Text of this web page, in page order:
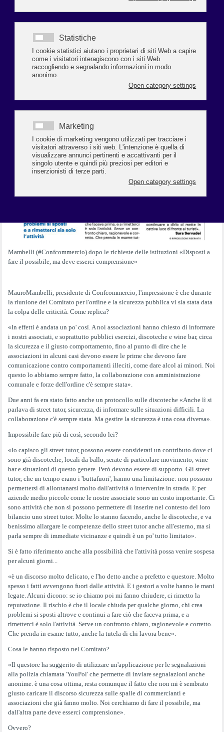
Mambelli (#Confcommercio) dopo le richieste delle istituzioni «Disposti a
fare il possibile, ma deve esserci comprensione»
MauroMambelli, presidente di Confcommercio, l'impressione è che durante
la riunione del Comitato per l'ordine e la sicurezza pubblica vi sia stata data
la colpa delle criticità. Come replica?
«In effetti è andata un po' così. A noi associazioni hanno chiesto di informare
i nostri associati, e soprattutto pubblici esercizi, discoteche e wine bar, circa
la sicurezza e il giusto comportamento, fino al punto di dire che le
associazioni in alcuni casi devono essere le prime che devono fare
comunicazione contro comportamenti illeciti, come dare alcol ai minori. Noi
questo lo abbiamo sempre fatto, la collaborazione con amministrazione
comunale e forze dell'ordine c'è sempre stata».
Due anni fa era stato fatto anche un protocollo sulle discoteche «Anche lì si
parlava di street tutor, sicurezza, di informare sulle situazioni difficili. La
collaborazione c'è sempre stata. Ma gestire la sicurezza è una cosa diversa».
Impossibile fare più di così, secondo lei?
«Io capisco gli street tutor, possono essere considerati un contributo dove ci
sono già discoteche, locali da ballo, serate di particolare movimento, wine
bar e situazioni di questo genere. Però devono essere di supporto. Gli street
tutor, che un tempo erano i 'buttafuori', hanno una limitazione: non possono
permettersi di allontanarsi molto dall'attività o intervenire in strada. E per
aziende medio piccole come le nostre associate sono un costo importante. Ci
sono attività che non si possono permettere di inserire nel contesto del loro
bilancio uno street tutor. Molte lo stanno facendo, anche le discoteche, e va
benissimo allargare le competenze dello street tutor anche all'esterno, ma si
parla sempre di immediate vicinanze e quindi è un po' tutto limitato».
Si è fatto riferimento anche alla possibilità che l'attività possa venire sospesa
per alcuni giorni...
«è un discorso molto delicato, e l'ho detto anche a prefetto e questore. Molto
spesso i fatti avvengono fuori dalle attività. E i gestori a volte hanno le mani
legate. Alcuni dicono: se io chiamo poi mi fanno chiudere, ci rimetto la
reputazione. Il rischio è che il locale chiuda per qualche giorno, chi crea
problemi si sposti altrove e continui a fare ciò che faceva prima, e a
rimetterci è solo l'attività. Serve un confronto chiaro, ragionevole e corretto.
Che prenda in esame tutto, anche la tutela di chi lavora bene».
Cosa le hanno risposto nel Comitato?
«Il questore ha suggerito di utilizzare un'applicazione per le segnalazioni
alla polizia chiamata 'YouPol' che permette di inviare segnalazioni anche
anonime. è una cosa ottima, resta comunque il fatto che non mi è sembrato
giusto caricare il discorso sicurezza sulle spalle di commercianti e
associazioni che già fanno molto. Noi cerchiamo di fare il possibile, ma
dall'altra parte deve esserci comprensione».
Ovvero?